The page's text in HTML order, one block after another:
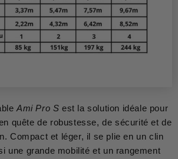
Ami Pro S est la solution idéale pour
quête de robustesse, de sécurité et de
Compact et léger, il se plie en un clin
une grande mobilité et un rangement